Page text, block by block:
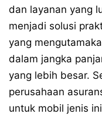
dan layanan yang
menjadi solusi
yang
dalam jangka
yang lebih besar.
perusahaan
untuk mobil jenis